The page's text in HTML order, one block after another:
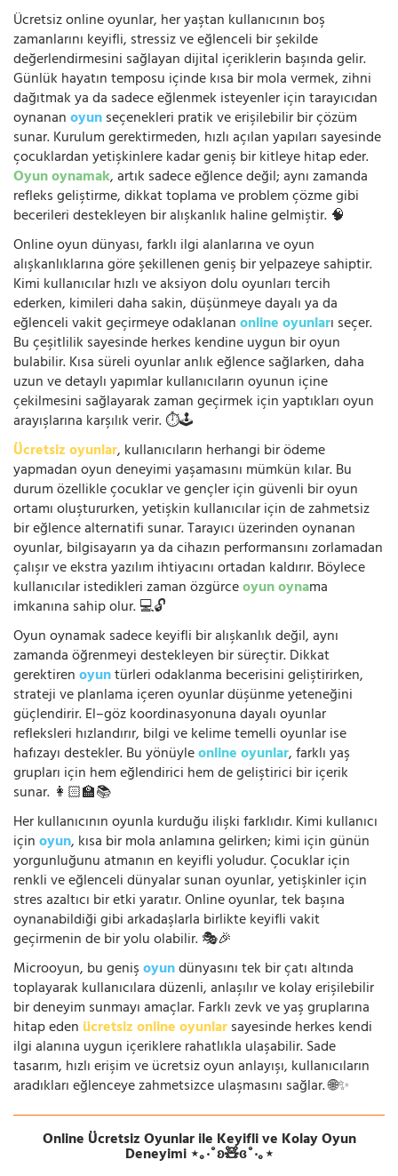
Ücretsiz online oyunlar, her yaştan kullanıcının boş
zamanlarını keyifli, stressiz ve eğlenceli bir şekilde
değerlendirmesini sağlayan dijital içeriklerin başında gelir.
Günlük hayatın temposu içinde kısa bir mola vermek, zihni
dağıtmak ya da sadece eğlenmek isteyenler için tarayıcıdan
oynananoyunseçenekleri pratik ve erişilebilir bir çözüm
sunar. Kurulum gerektirmeden, hızlı açılan yapıları sayesinde
çocuklardan yetişkinlere kadar geniş bir kitleye hitap eder.
Oyun oynamak, artık sadece eğlence değil; aynı zamanda
refleks geliştirme, dikkat toplama ve problem çözme gibi
becerileri destekleyen bir alışkanlık haline gelmiştir. 🧠
Online oyun dünyası, farklı ilgi alanlarına ve oyun
alışkanlıklarına göre şekillenen geniş bir yelpazeye sahiptir.
Kimi kullanıcılar hızlı ve aksiyon dolu oyunları tercih
ederken, kimileri daha sakin, düşünmeye dayalı ya da
eğlenceli vakit geçirmeye odaklananonline oyunları seçer.
Bu çeşitlilik sayesinde herkes kendine uygun bir oyun
bulabilir. Kısa süreli oyunlar anlık eğlence sağlarken, daha
uzun ve detaylı yapımlar kullanıcıların oyunun içine
çekilmesini sağlayarak zaman geçirmek için yaptıkları oyun
arayışlarına karşılık verir. ⏱️🕹️
Ücretsiz oyunlar, kullanıcıların herhangi bir ödeme
yapmadan oyun deneyimi yaşamasını mümkün kılar. Bu
durum özellikle çocuklar ve gençler için güvenli bir oyun
ortamı oluştururken, yetişkin kullanıcılar için de zahmetsiz
bir eğlence alternatifi sunar. Tarayıcı üzerinden oynanan
oyunlar, bilgisayarın ya da cihazın performansını zorlamadan
çalışır ve ekstra yazılım ihtiyacını ortadan kaldırır. Böylece
kullanıcılar istedikleri zaman özgürceoyun oynama
imkanına sahip olur. 💻🔓
Oyun oynamak sadece keyifli bir alışkanlık değil, aynı
zamanda öğrenmeyi destekleyen bir süreçtir. Dikkat
gerektirenoyuntürleri odaklanma becerisini geliştirirken,
strateji ve planlama içeren oyunlar düşünme yeteneğini
güçlendirir. El–göz koordinasyonuna dayalı oyunlar
refleksleri hızlandırır, bilgi ve kelime temelli oyunlar ise
hafızayı destekler. Bu yönüyleonline oyunlar, farklı yaş
grupları için hem eğlendirici hem de geliştirici bir içerik
sunar. 👩🏻‍🏫📚
Her kullanıcının oyunla kurduğu ilişki farklıdır. Kimi kullanıcı
içinoyun, kısa bir mola anlamına gelirken; kimi için günün
yorgunluğunu atmanın en keyifli yoludur. Çocuklar için
renkli ve eğlenceli dünyalar sunan oyunlar, yetişkinler için
stres azaltıcı bir etki yaratır. Online oyunlar, tek başına
oynanabildiği gibi arkadaşlarla birlikte keyifli vakit
geçirmenin de bir yolu olabilir. 🎭🎉
Microoyun, bu genişoyundünyasını tek bir çatı altında
toplayarak kullanıcılara düzenli, anlaşılır ve kolay erişilebilir
bir deneyim sunmayı amaçlar. Farklı zevk ve yaş gruplarına
hitap eden ücretsiz online oyunlarsayesinde herkes kendi
ilgi alanına uygun içeriklere rahatlıkla ulaşabilir. Sade
tasarım, hızlı erişim ve ücretsiz oyun anlayışı, kullanıcıların
aradıkları eğlenceye zahmetsizce ulaşmasını sağlar. 🌐✨
Online Ücretsiz Oyunlar ile Keyifli ve Kolay Oyun
Deneyimi ⋆｡‧˚ʚ🧸ɞ˚‧｡⋆